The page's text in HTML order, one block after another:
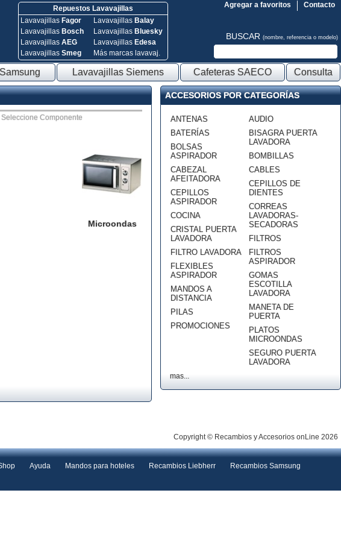
Repuestos Lavavajillas
Lavavajillas Fagor
Lavavajillas Bosch
Lavavajillas AEG
Lavavajillas Smeg
Lavavajillas Balay
Lavavajillas Bluesky
Lavavajillas Edesa
Más marcas lavavaj.
Contacto
Agregar a favoritos
BUSCAR (nombre, referencia o modelo)
Lavavajillas Siemens Cafeteras SAECO Consulta
Seleccione Componente
Microondas
ACCESORIOS POR CATEGORÍAS
ANTENAS
BATERÍAS
BOLSAS
ASPIRADOR
CABEZAL
AFEITADORA
CEPILLOS
ASPIRADOR
COCINA
CRISTAL PUERTA
LAVADORA
FILTRO LAVADORA
FLEXIBLES
ASPIRADOR
MANDOS A
DISTANCIA
PILAS
PROMOCIONES
AUDIO
BISAGRA PUERTA
LAVADORA
BOMBILLAS
CABLES
CEPILLOS DE
DIENTES
CORREAS
LAVADORAS-
SECADORAS
FILTROS
FILTROS
ASPIRADOR
GOMAS
ESCOTILLA
LAVADORA
MANETA DE
PUERTA
PLATOS
MICROONDAS
SEGURO PUERTA
LAVADORA
mas...
Copyright © Recambios y Accesorios onLine 2026
Ayuda Mandos para hoteles Recambios Liebherr
Recambios Samsung